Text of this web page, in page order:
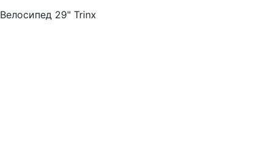
Велосипед 29" Trinx